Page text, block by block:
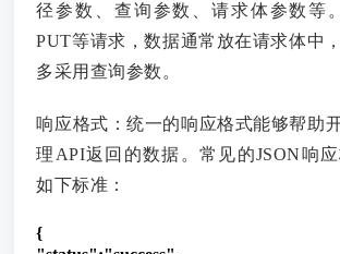
径参数、查询参数、请求体参数等
PUT等请求，数据通常放在请求体中
多采用查询参数。
响应格式：统一的响应格式能够帮助
理API返回的数据。常见的JSON响
如下标准：
{